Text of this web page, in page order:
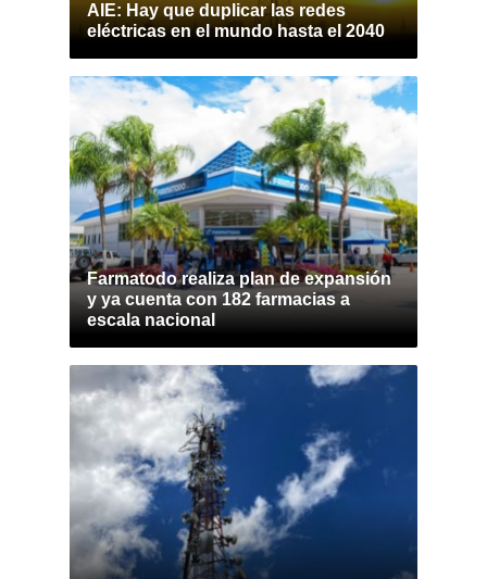
AIE: Hay que duplicar las redes
eléctricas en el mundo hasta el 2040
Farmatodo realiza plan de expansión
y ya cuenta con 182 farmacias a
escala nacional